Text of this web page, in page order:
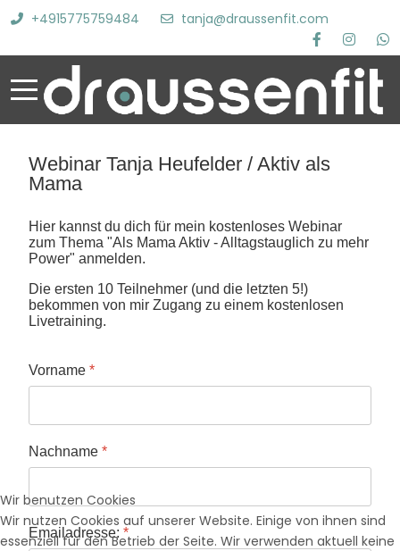
+4915775759484 tanja@draussenfit.com
Webinar Tanja Heufelder / Aktiv als
Mama
Hier kannst du dich für mein kostenloses Webinar
zum Thema "Als Mama Aktiv - Alltagstauglich zu mehr
Power" anmelden.
Die ersten 10 Teilnehmer (und die letzten 5!)
bekommen von mir Zugang zu einem kostenlosen
Livetraining.
Vorname *
Nachname *
Emailadresse: *
Wir benutzen Cookies
Wir nutzen Cookies auf unserer Website. Einige von ihnen sind
essenziell für den Betrieb der Seite. Wir verwenden aktuell keine